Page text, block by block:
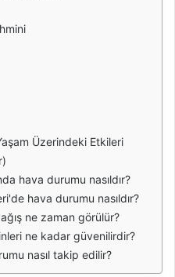
Üzerindeki Etkileri
hava durumu nasıldır?
hava durumu nasıldır?
ne zaman görülür?
ne kadar güvenilirdir?
nasıl takip edilir?